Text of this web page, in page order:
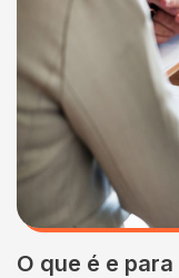
vamos explorar o
carros e…
O que é e